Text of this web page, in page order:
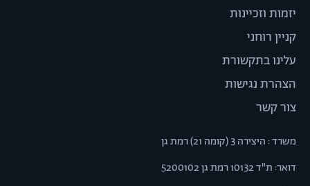
יזמות וזכיינות
קניין רוחני
עלינו בתקשורת
הצהרת נגישות
צור קשר
משרד : היצירה 3 (קומה 21) רמת גן
דואר: ת"ד 10132 רמת גן 5200102